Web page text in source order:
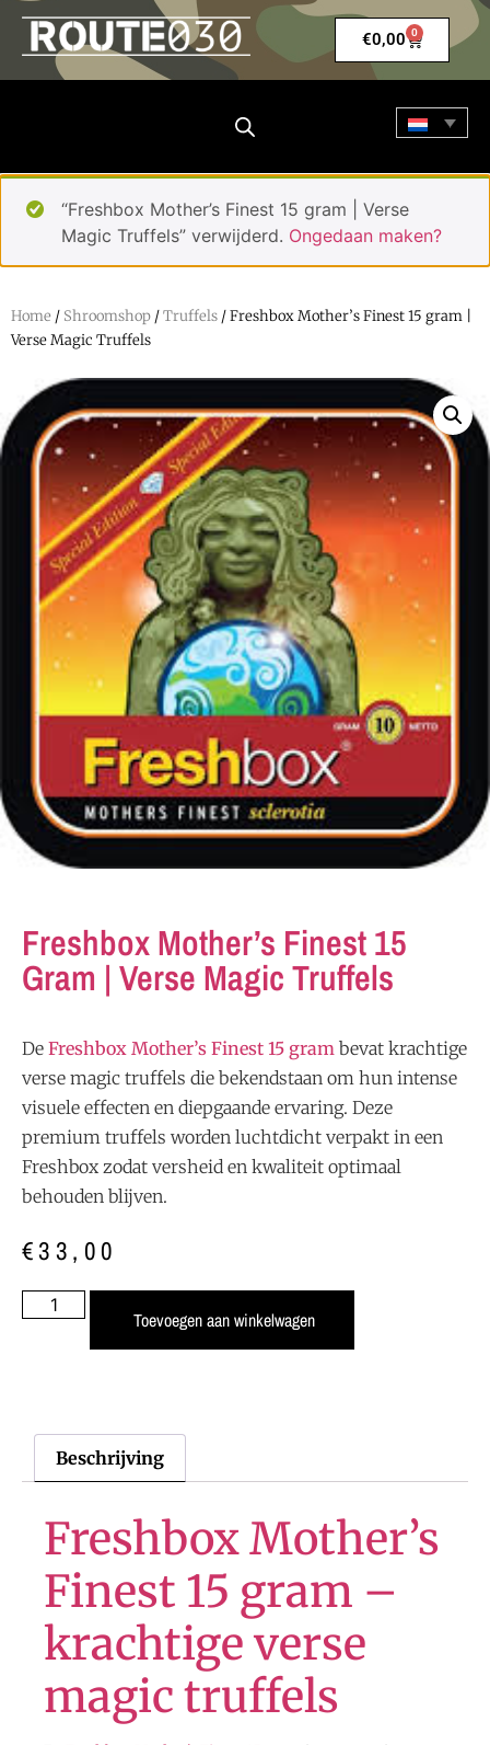
€0,00 0
“Freshbox Mother’s Finest 15 gram | Verse
Magic Truffels” verwijderd. Ongedaan maken?
Home / Shroomshop /Truffels / Freshbox Mother’s Finest 15 gram |
Verse Magic Truffels
Freshbox Mother’s Finest 15
Gram | Verse Magic Truffels
De Freshbox Mother’s Finest 15 gram bevat krachtige
verse magic truffels die bekendstaan om hun intense
visuele effecten en diepgaande ervaring. Deze
premium truffels worden luchtdicht verpakt in een
Freshbox zodat versheid en kwaliteit optimaal
behouden blijven.
€33,00
Toevoegen aan winkelwagen
Beschrijving
Freshbox Mother’s
Finest 15 gram –
krachtige verse
magic truffels